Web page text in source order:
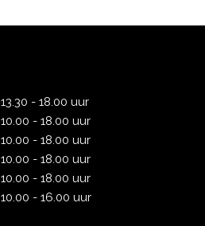
13.30 - 18.00 uur
10.00 - 18.00 uur
10.00 - 18.00 uur
10.00 - 18.00 uur
10.00 - 18.00 uur
10.00 - 16.00 uur